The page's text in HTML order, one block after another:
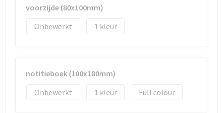
Koeltassen en Koelboxen
Goodiebags
voorzijde (80x100mm)
Onbewerkt
1
notitieboek (100x180mm)
Onbewerkt
1 Full colour